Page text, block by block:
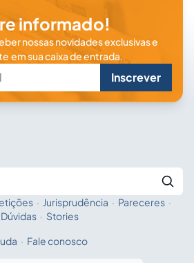
informado!
nossas novidades exclusivas e
em sua caixa de entrada.
Inscrever
Fale com a IA
· Jurisprudência · Pareceres ·
Dúvidas · Stories
· Fale conosco